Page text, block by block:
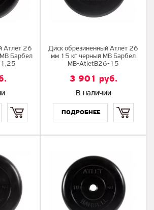
Атлет 26
Барбел
1,25
Диск обрезиненный Атлет 26
мм 15 кг черный МВ Барбел
MB-AtletB26-15
3 901 руб.
В наличии